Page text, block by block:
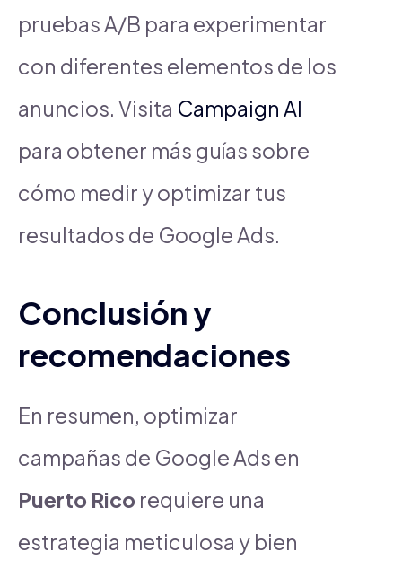
pruebas A/B para experimentar
con diferentes elementos de los
anuncios. Visita Campaign AI
para obtener más guías sobre
cómo medir y optimizar tus
resultados de Google Ads.
Conclusión y
recomendaciones
En resumen, optimizar
campañas de Google Ads en
Puerto Rico requiere una
estrategia meticulosa y bien